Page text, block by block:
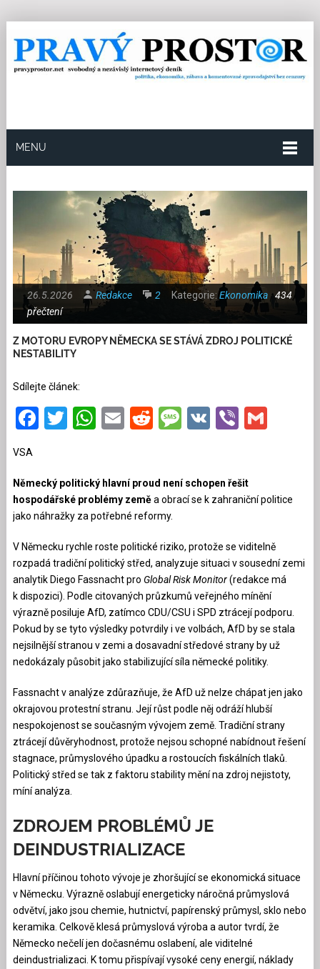
MENU
26.5.2026 Redakce 2 Kategorie:Ekonomika
434
přečtení
Z MOTORU EVROPY NĚMECKA SE STÁVÁ ZDROJ POLITICKÉ
NESTABILITY
Sdílejte článek:
Facebook
Twitter
WhatsApp
EmailRedditMessage
VKViber
VSA
Německý politický hlavní proud není schopen řešit
hospodářské problémy zeměa obrací se k zahraniční politice
jako náhražky za potřebné reformy.
V Německu rychle roste politické riziko, protože se viditelně
rozpadá tradiční politický střed, analyzuje situaci v sousední zemi
analytik Diego Fassnacht pro Global Risk Monitor(redakce má
k dispozici). Podle citovaných průzkumů veřejného mínění
výrazně posiluje AfD, zatímco CDU/CSU i SPD ztrácejí podporu.
Pokud by se tyto výsledky potvrdily i ve volbách, AfD by se stala
nejsilnější stranou v zemi a dosavadní středové strany by už
nedokázaly působit jako stabilizující síla německé politiky.
Fassnacht v analýze zdůrazňuje, že AfD už nelze chápat jen jako
okrajovou protestní stranu. Její růst podle něj odráží hlubší
nespokojenost se současným vývojem země. Tradiční strany
ztrácejí důvěryhodnost, protože nejsou schopné nabídnout řešení
stagnace, průmyslového úpadku a rostoucích fiskálních tlaků.
Politický střed se tak z faktoru stability mění na zdroj nejistoty,
míní analýza.
ZDROJEM PROBLÉMŮ JE
DEINDUSTRIALIZACE
Hlavní příčinou tohoto vývoje je zhoršující se ekonomická situace
v Německu. Výrazně oslabují energeticky náročná průmyslová
odvětví, jako jsou chemie, hutnictví, papírenský průmysl, sklo nebo
keramika. Celkově klesá průmyslová výroba a autor tvrdí, že
Německo nečelí jen dočasnému oslabení, ale viditelné
deindustrializaci. K tomu přispívají vysoké ceny energií, náklady